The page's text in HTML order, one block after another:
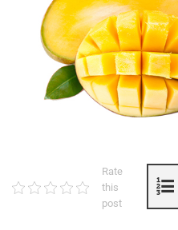
Rate
this
post